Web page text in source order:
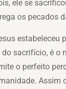
ele se
os pecados
estabeleceu
sacrifício, é o
o perfeito
Assim